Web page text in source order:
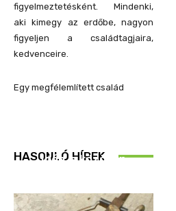
figyelmeztetésként. Mindenki,
aki kimegy az erdőbe, nagyon
figyeljen a családtagjaira,
kedvenceire.
Egy megfélemlített család
HASONLÓ HÍREK
Idén is közösen